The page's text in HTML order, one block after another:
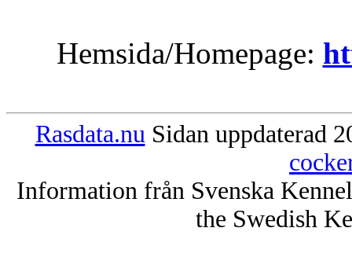
Hemsida/Homepage:
Rasdata.nu Sidan uppdaterad
Information från Svenska
the Swedish